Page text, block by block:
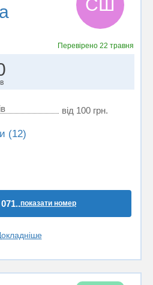
СШ
Перевірено22 травня
від 100 грн.
(12)
показати номер